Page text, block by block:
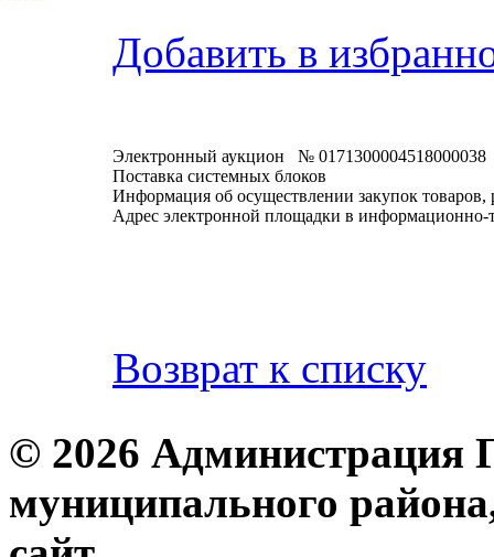
Добавить в
Электронный аукцион № 0171300004518000038
Поставка системных блоков
Информация об осуществлении закупок
Адрес электронной площадки в
Возврат к списку
© 2026 Администрация
муниципального